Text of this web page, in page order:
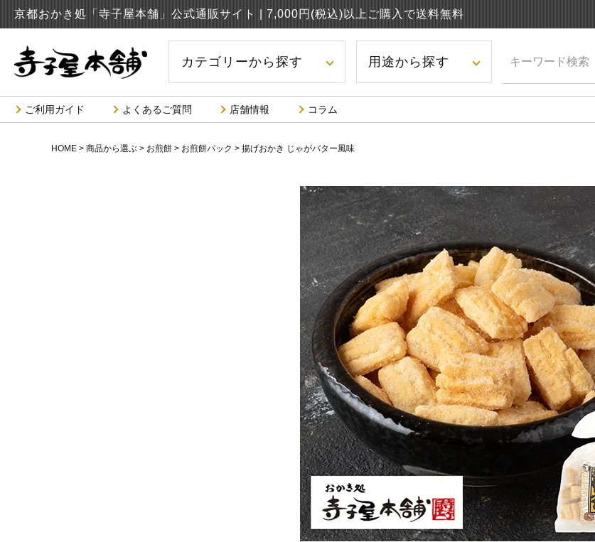
京都おかき処「寺子屋本舗」公式通販サイト | 7,000円(税込)以上ご購入で送料無料
カテゴリーから探す 用途から探す
ご利用ガイド よくあるご質問 店舗情報 コラム
HOME 商品から選ぶ お煎餅 お煎餅パック 揚げおかき じゃがバター風味